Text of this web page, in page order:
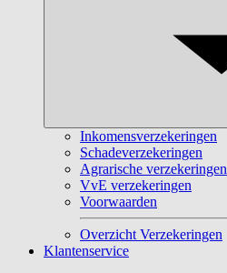
Inkomensverzekeringen
Schadeverzekeringen
Agrarische verzekeringen
VvE verzekeringen
Voorwaarden
Overzicht Verzekeringen
Klantenservice